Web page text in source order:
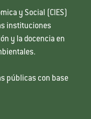
y Social (CIES)
instituciones
y la docencia en
públicas con base